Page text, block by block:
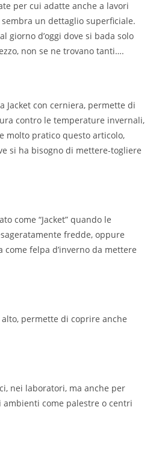
per cui adatte anche a lavori
un dettaglio superficiale.
giorno d’oggi dove si bada solo
non se ne trovano tanti….
Jacket con cerniera, permette di
contro le temperature invernali,
molto pratico questo articolo,
si ha bisogno di mettere-togliere
come “Jacket” quando le
fredde, oppure
come felpa d’inverno da mettere
permette di coprire anche
nei laboratori, ma anche per
come palestre o centri